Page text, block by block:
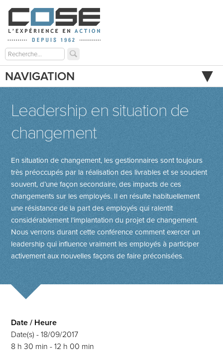
NAVIGATION
Leadership en situation de
changement
En situation de changement, les gestionnaires sont toujours
très préoccupés par la réalisation des livrables et se soucient
souvent, d’une façon secondaire, des impacts de ces
changements sur les employés. Il en résulte habituellement
une résistance de la part des employés qui ralentit
considérablement l’implantation du projet de changement.
Nous verrons durant cette conférence comment exercer un
leadership qui influence vraiment les employés à participer
activement aux nouvelles façons de faire préconisées.
Date / Heure
Date(s) - 18/09/2017
8 h 30 min - 12 h 00 min